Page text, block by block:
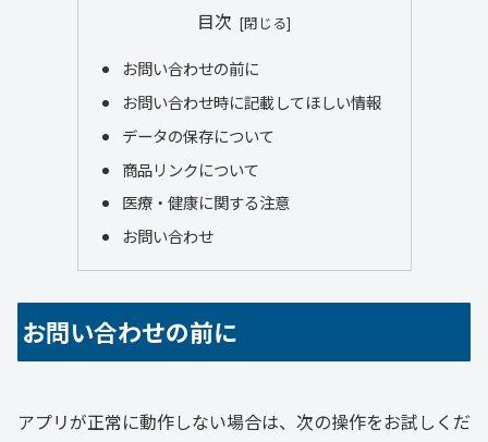
目次
お問い合わせの前に
お問い合わせ時に記載してほしい情報
データの保存について
商品リンクについて
医療・健康に関する注意
お問い合わせ
お問い合わせの前に
アプリが正常に動作しない場合は、次の操作をお試しくだ